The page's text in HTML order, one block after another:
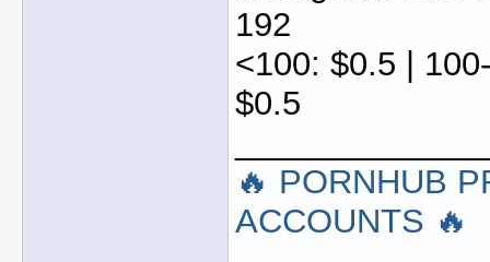
192
<100: $0.5 |
$0.5
🔥 PORNHUB
ACCOUNTS 🔥